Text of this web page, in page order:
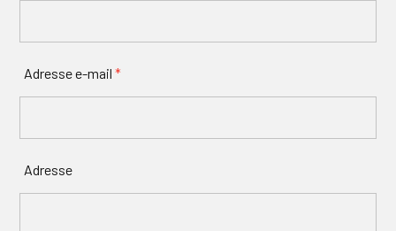
Adresse e-mail*
Adresse